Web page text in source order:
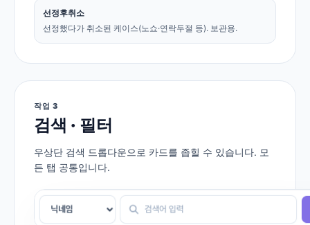
선정후취소
선정했다가 취소된 케이스(노쇼·연락두절 등). 보관용.
작업 3
검색 · 필터
우상단 검색 드롭다운으로 카드를 좁힐 수 있습니다. 모
든 탭 공통입니다.